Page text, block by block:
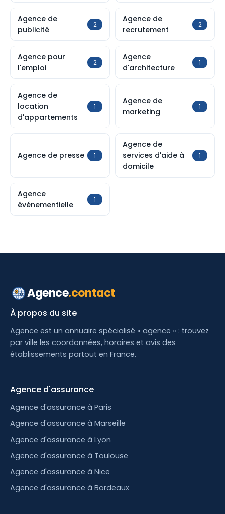
Agence de
publicité
2
Agence de
recrutement
2
Agence pour
l'emploi
2
Agence
d'architecture
1
Agence de
location
d'appartements
1
Agence de
marketing
1
Agence de presse 1
Agence de
services d'aide à
domicile
1
Agence
événementielle
1
Agence.contact
À propos du site
Agence est un annuaire spécialisé « agence » : trouvez
par ville les coordonnées, horaires et avis des
établissements partout en France.
Agence d'assurance
Agence d'assurance à Paris
Agence d'assurance à Marseille
Agence d'assurance à Lyon
Agence d'assurance à Toulouse
Agence d'assurance à Nice
Agence d'assurance à Bordeaux